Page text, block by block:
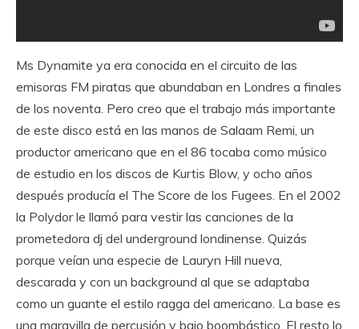
Ms Dynamite ya era conocida en el circuito de las
emisoras FM piratas que abundaban en Londres a finales
de los noventa. Pero creo que el trabajo más importante
de este disco está en las manos de Salaam Remi, un
productor americano que en el 86 tocaba como músico
de estudio en los discos de Kurtis Blow, y ocho años
después producía el The Score de los Fugees. En el 2002
la Polydor le llamó para vestir las canciones de la
prometedora dj del underground londinense. Quizás
porque veían una especie de Lauryn Hill nueva,
descarada y con un background al que se adaptaba
como un guante el estilo ragga del americano. La base es
una maravilla de percusión y bajo boombástico. El resto lo